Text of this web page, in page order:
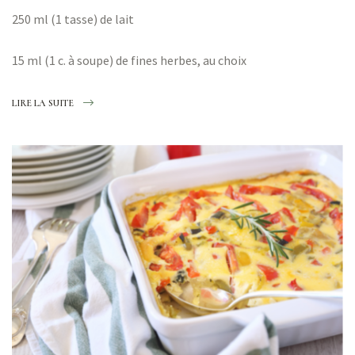
250 ml (1 tasse) de lait
15 ml (1 c. à soupe) de fines herbes, au choix
LIRE LA SUITE